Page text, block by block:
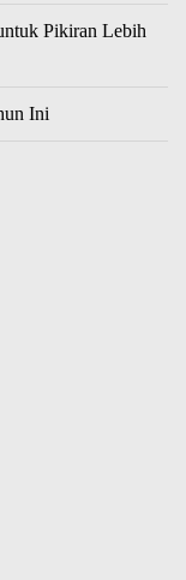
Pikiran Lebih
Ini